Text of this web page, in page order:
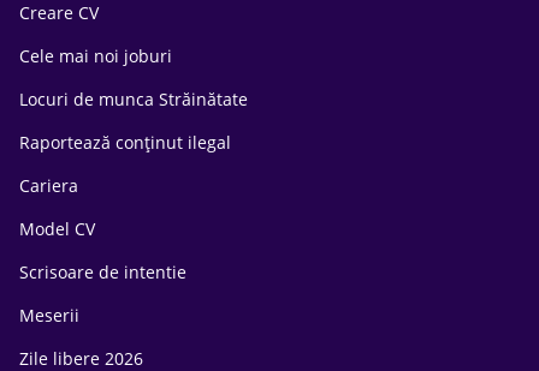
Creare CV
Cele mai noi joburi
Locuri de munca Străinătate
Raportează conținut ilegal
Cariera
Model CV
Scrisoare de intentie
Meserii
Zile libere 2026